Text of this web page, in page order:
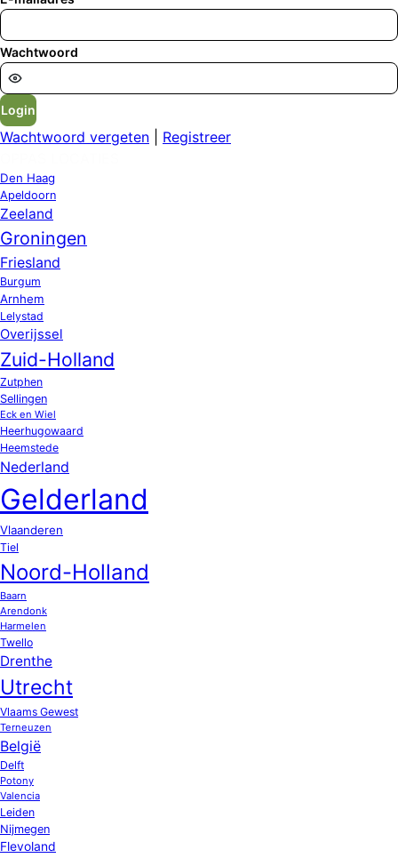
Wachtwoord
Login
Wachtwoord vergeten
Registreer
Den Haag
Apeldoorn
Zeeland
Groningen
Friesland
Burgum
Arnhem
Lelystad
Overijssel
Zuid-Holland
Zutphen
Sellingen
Eck en Wiel
Heerhugowaard
Heemstede
Nederland
Gelderland
Vlaanderen
Tiel
Noord-Holland
Baarn
Arendonk
Harmelen
Twello
Drenthe
Utrecht
Vlaams Gewest
Terneuzen
België
Delft
Potony
Valencia
Leiden
Nijmegen
Flevoland